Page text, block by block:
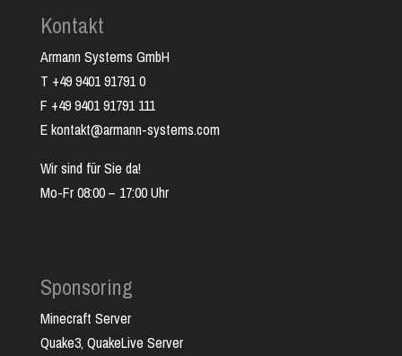
Kontakt
Armann Systems GmbH
T +49 9401 91791 0
F +49 9401 91791 111
E kontakt@armann-systems.com
Wir sind für Sie da!
Mo-Fr 08:00 – 17:00 Uhr
Sponsoring
Minecraft Server
Quake3, QuakeLive Server